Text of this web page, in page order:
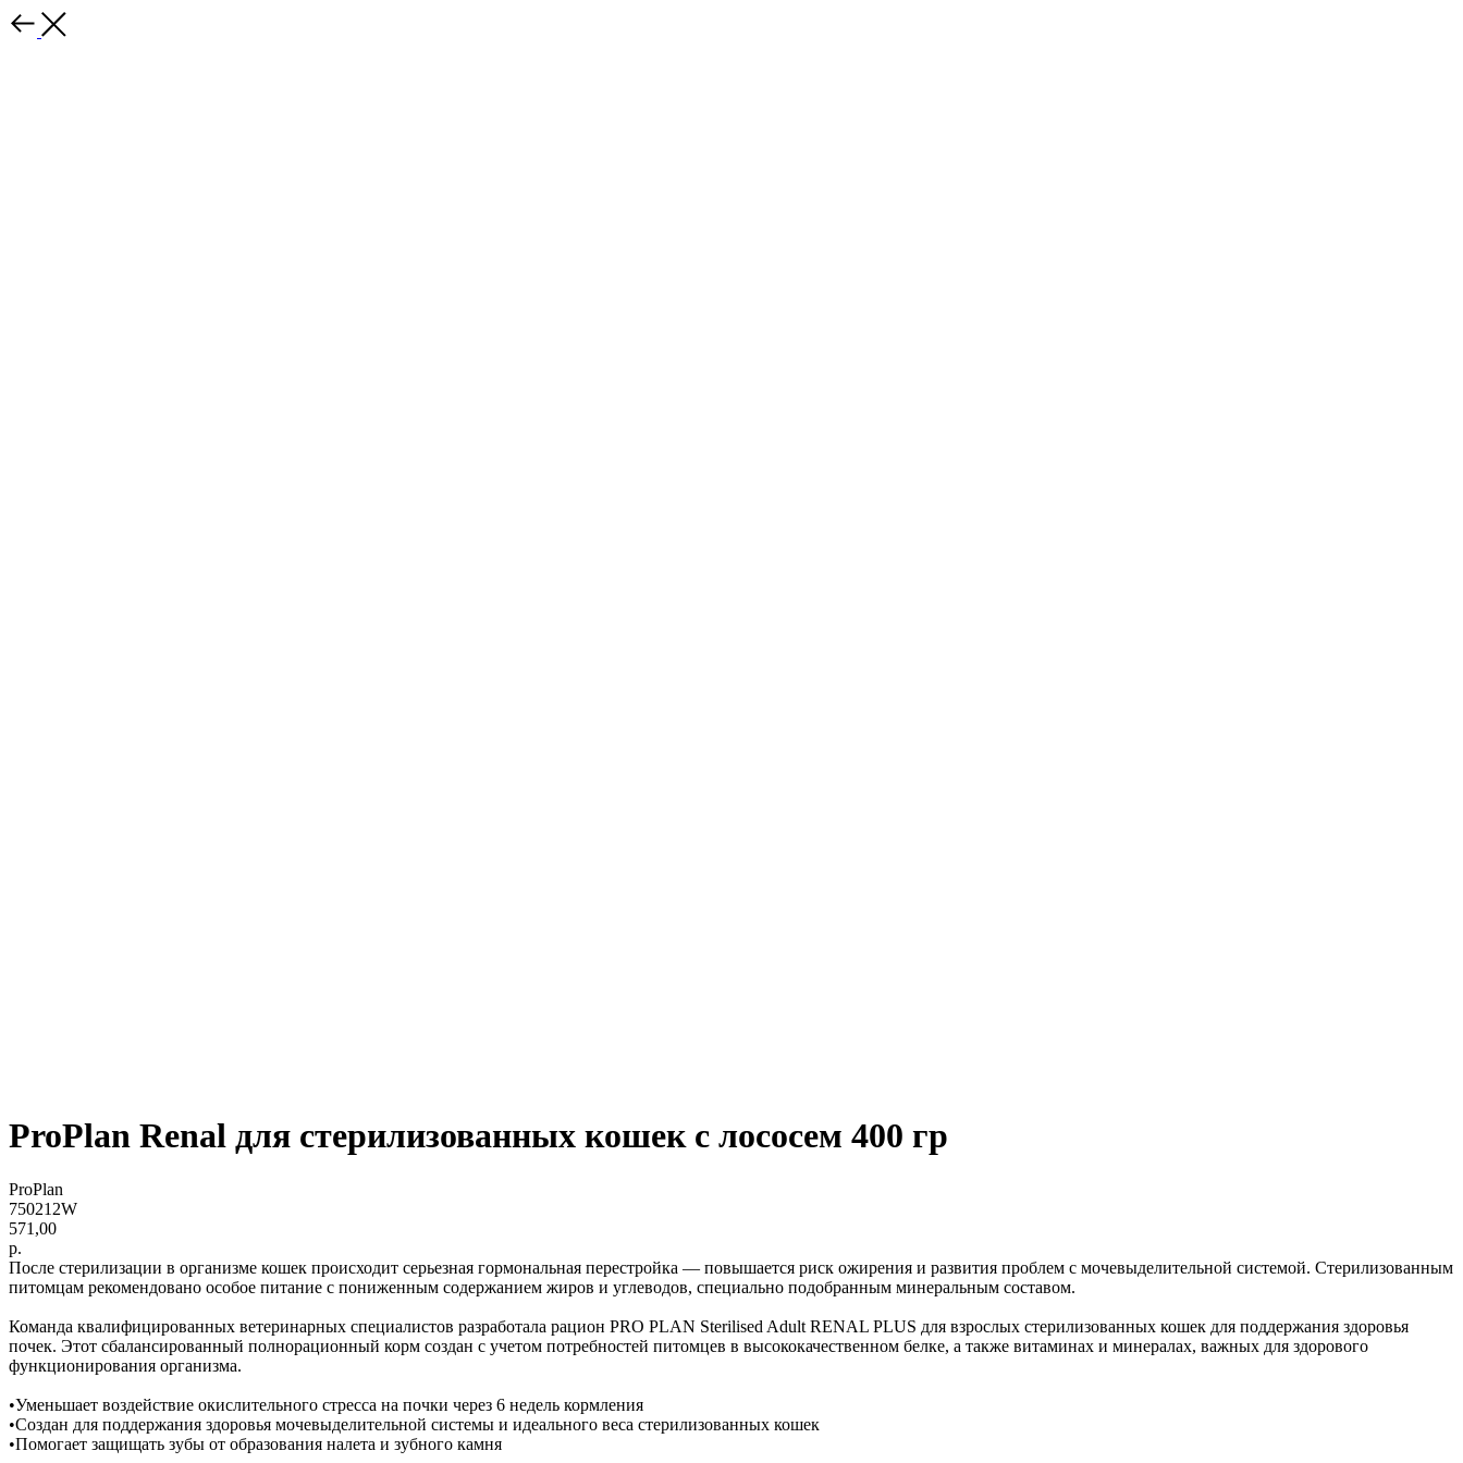
ProPlan Renal для стерилизованных кошек с лососем 400 гр
ProPlan
750212W
571,00
р.
После стерилизации в организме кошек происходит серьезная гормональная перестройка — повышается риск ожирения и развития проблем с мочевыделительной системой. Стерилизованным
питомцам рекомендовано особое питание с пониженным содержанием жиров и углеводов, специально подобранным минеральным составом.
Команда квалифицированных ветеринарных специалистов разработала рацион PRO PLAN Sterilised Adult RENAL PLUS для взрослых стерилизованных кошек для поддержания здоровья
почек. Этот сбалансированный полнорационный корм создан с учетом потребностей питомцев в высококачественном белке, а также витаминах и минералах, важных для здорового
функционирования организма.
•Уменьшает воздействие окислительного стресса на почки через 6 недель кормления
•Создан для поддержания здоровья мочевыделительной системы и идеального веса стерилизованных кошек
•Помогает защищать зубы от образования налета и зубного камня